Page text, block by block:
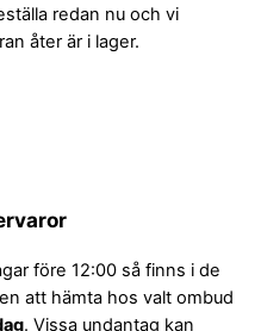
redan nu och vi
åter är i lager.
före 12:00 så finns i de
att hämta hos valt ombud
. Vissa undantag kan